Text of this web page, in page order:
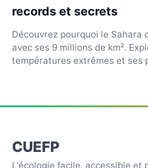
records et secrets
Découvrez pourquoi le Sahara
avec ses 9 millions de km².
températures extrêmes et ses
CUEFP
L'écologie facile, accessible et